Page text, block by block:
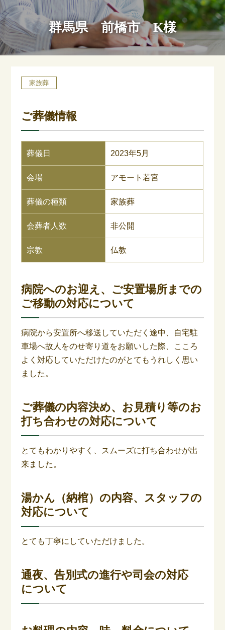
群馬県 前橋市 K様
家族葬
ご葬儀情報
葬儀日 2023年5月
会場 アモート若宮
葬儀の種類 家族葬
会葬者人数 非公開
宗教 仏教
病院へのお迎え、ご安置場所までの
ご移動の対応について
病院から安置所へ移送していただく途中、自宅駐
車場へ故人をのせ寄り道をお願いした際、こころ
よく対応していただけたのがとてもうれしく思い
ました。
ご葬儀の内容決め、お見積り等のお
打ち合わせの対応について
とてもわかりやすく、スムーズに打ち合わせが出
来ました。
湯かん（納棺）の内容、スタッフの
対応について
とても丁寧にしていただけました。
通夜、告別式の進行や司会の対応
について